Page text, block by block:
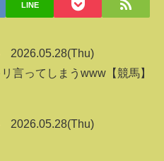
LINE
2026.05.28(Thu)
言ってしまうwww【競馬】
2026.05.28(Thu)